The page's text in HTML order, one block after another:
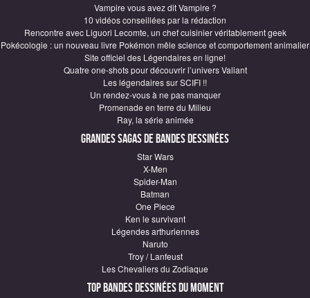
Vampire vous avez dit Vampire ?
10 vidéos conseillées par la rédaction
Rencontre avec Liguori Lecomte, un chef cuisinier véritablement geek
Pokécologie : un nouveau livre Pokémon mêle science et comportement animalier
Site officiel des Légendaires en ligne!
Quatre one-shots pour découvrir l’univers Valiant
Les légendaires sur SCIFI !!
Un rendez-vous à ne pas manquer
Promenade en terre du Milieu
Ray, la série animée
Grandes sagas de Bandes Dessinées
Star Wars
X-Men
Spider-Man
Batman
One Piece
Ken le survivant
Légendes arthuriennes
Naruto
Troy / Lanfeust
Les Chevaliers du Zodiaque
Top Bandes Dessinées du moment